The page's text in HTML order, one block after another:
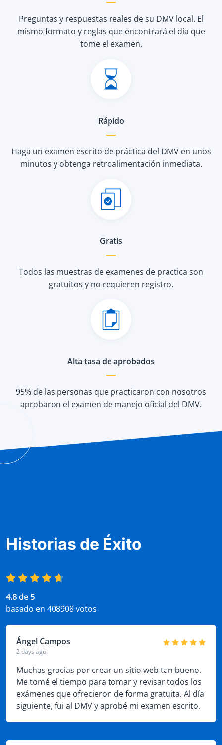
Preguntas y respuestas reales de su DMV local. El
mismo formato y reglas que encontrará el día que
tome el examen.
Rápido
Haga un examen escrito de práctica del DMV en unos
minutos y obtenga retroalimentación inmediata.
Gratis
Todos las muestras de examenes de practica son
gratuitos y no requieren registro.
Alta tasa de aprobados
95% de las personas que practicaron con nosotros
aprobaron el examen de manejo oficial del DMV.
Historias de Éxito
4.8 de 5
basado en 408908 votos
Ángel Campos
2 days ago
Muchas gracias por crear un sitio web tan bueno.
Me tomé el tiempo para tomar y revisar todos los
exámenes que ofrecieron de forma gratuita. Al día
siguiente, fui al DMV y aprobé mi examen escrito.